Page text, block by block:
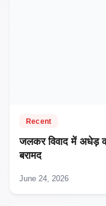
Recent
जलकर विवाद में अधेड़
बरामद
June 24, 2026